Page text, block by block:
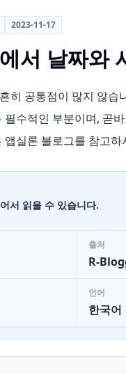
2023-11-17
서 날짜와
히 공통점이 많지 않
수적인 부분이며, 곧
실론 블로그를 참고하
서 읽을 수 있습니다.
출처
R-
언어
한국어